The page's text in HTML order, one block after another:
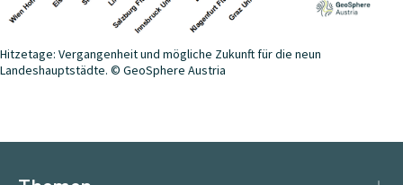
Hitzetage: Vergangenheit und mögliche Zukunft für die neun
Landeshauptstädte. © GeoSphere Austria